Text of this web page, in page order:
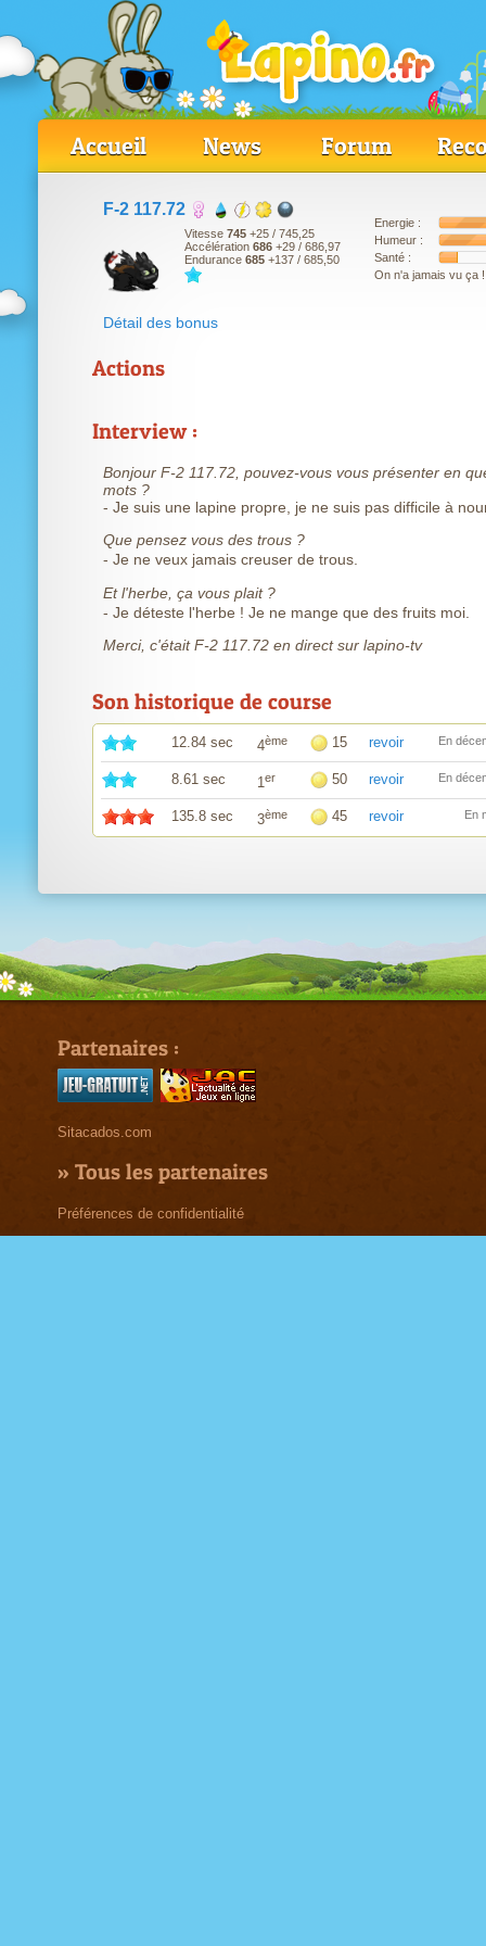
Accueil News Forum
F-2 117.72
Vitesse 745 +25 / 745,25
Accélération 686 +29 / 686,97
Endurance 685 +137 / 685,50
Energie :
Humeur :
Santé :
On n'a jamais vu ça
Détail des bonus
Actions
Interview :
Bonjour F-2 117.72, pouvez-vous vous présenter en
mots ?
- Je suis une lapine propre, je ne suis pas difficile à
Que pensez vous des trous ?
- Je ne veux jamais creuser de trous.
Et l'herbe, ça vous plait ?
- Je déteste l'herbe ! Je ne mange que des fruits moi.
Merci, c'était F-2 117.72 en direct sur lapino-tv
Son historique de course
12.84 sec 4ème 15 revoir En
8.61 sec 1er 50 revoir En
135.8 sec 3ème 45 revoir En
Partenaires :
Sitacados.com
» Tous les partenaires
Préférences de confidentialité